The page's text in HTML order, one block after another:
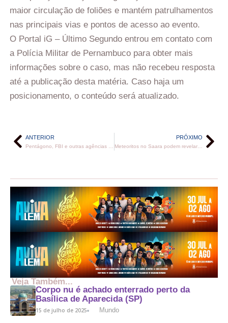
maior circulação de foliões e mantém patrulhamentos
nas principais vias e pontos de acesso ao evento.
O Portal iG – Último Segundo entrou em contato com
a Polícia Militar de Pernambuco para obter mais
informações sobre o caso, mas não recebeu resposta
até a publicação desta matéria. Caso haja um
posicionamento, o conteúdo será atualizado.
ANTERIOR PRÓXIMO
Meteoritos no Saara podem revelar continentes antigos de Marte
Veja Também...
Corpo nu é achado enterrado perto da
Basílica de Aparecida (SP)
15 de julho de 2025 Mundo